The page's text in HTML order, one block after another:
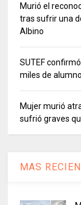
Murió el
tras sufrir una
Albino
SUTEF
miles de
Mujer murió
sufrió graves
MAS